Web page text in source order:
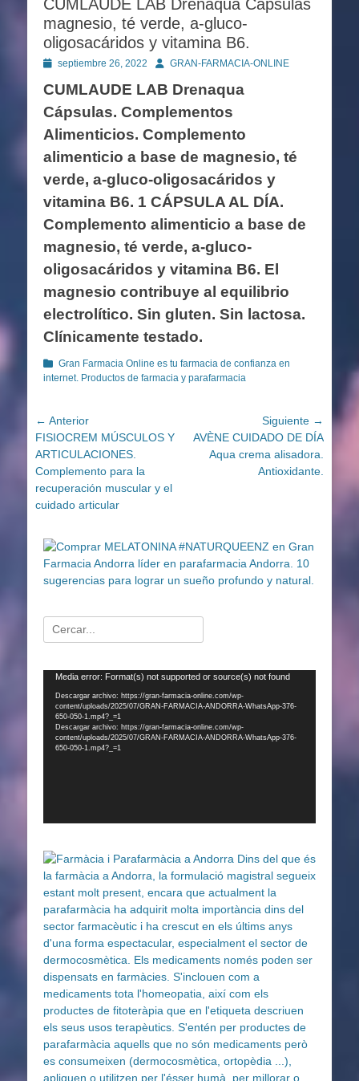
CUMLAUDE LAB Drenaqua Cápsulas
magnesio, té verde, a-gluco-
oligosacáridos y vitamina B6.
Publicado
septiembre 26, 2022 AutorGRAN-FARMACIA-ONLINE
CUMLAUDE LAB Drenaqua
Cápsulas. Complementos
Alimenticios. Complemento
alimenticio a base de magnesio, té
verde, a-gluco-oligosacáridos y
vitamina B6. 1 CÁPSULA AL DÍA.
Complemento alimenticio a base de
magnesio, té verde, a-gluco-
oligosacáridos y vitamina B6. El
magnesio contribuye al equilibrio
electrolítico. Sin gluten. Sin lactosa.
Clínicamente testado.
Categorías
Gran Farmacia Online es tu farmacia de confianza en
internet. Productos de farmacia y parafarmacia
Navegación
de
entradas
← Anterior
Entrada
anterior:
FISIOCREM MÚSCULOS Y
ARTICULACIONES.
Complemento para la
recuperación muscular y el
cuidado articular
Siguiente →
Entrada
siguiente:
AVÈNE CUIDADO DE DÍA
Aqua crema alisadora.
Antioxidante.
Buscar:
Reproductor
vídeo
Media error: Format(s) not supported or source(s) not found
Descargar archivo: https://gran-farmacia-online.com/wp-
content/uploads/2025/07/GRAN-FARMACIA-ANDORRA-WhatsApp-376-
650-050-1.mp4?_=1
Descargar archivo: https://gran-farmacia-online.com/wp-
content/uploads/2025/07/GRAN-FARMACIA-ANDORRA-WhatsApp-376-
650-050-1.mp4?_=1